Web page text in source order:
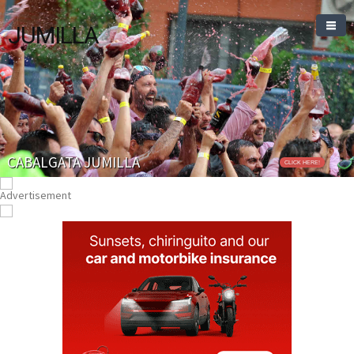
JUMILLA
CABALGATA JUMILLA CLICK HERE!